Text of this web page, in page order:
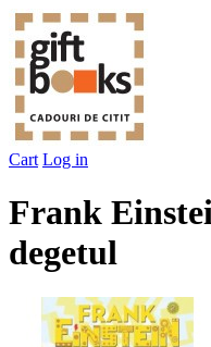
Cart Log in
Frank
degetul